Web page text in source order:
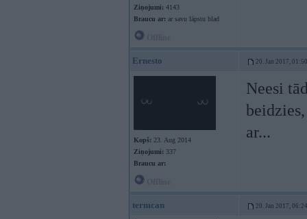
Ziņojumi: 4143
Braucu ar: ar savu lāpstu blad
Ernesto 20. Jan 2017, 01:50
Kopš: 23. Aug 2014
Ziņojumi: 337
Braucu ar:
Neesi
ar...
termcan 20. Jan 2017, 06:24